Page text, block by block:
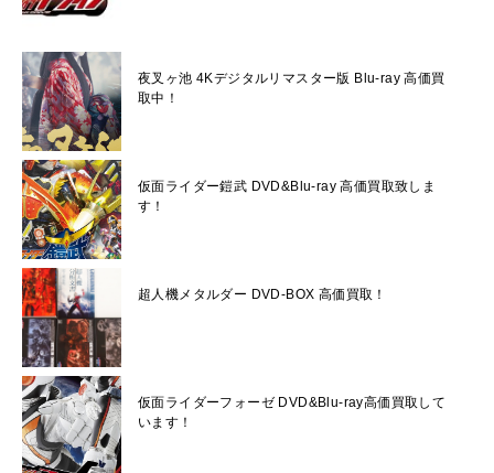
夜叉ヶ池 4Kデジタルリマスター版 Blu-ray 高価買
取中！
仮面ライダー鎧武 DVD&Blu-ray 高価買取致しま
す！
超人機メタルダー DVD-BOX 高価買取！
仮面ライダーフォーゼ DVD&Blu-ray高価買取して
います！